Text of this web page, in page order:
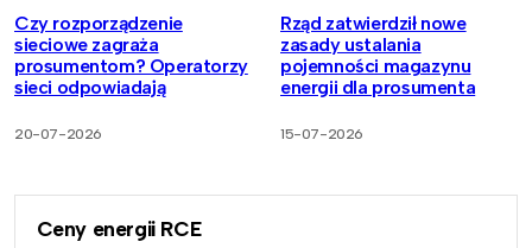
Czy rozporządzenie
sieciowe zagraża
prosumentom? Operatorzy
sieci odpowiadają
20-07-2026
Rząd zatwierdził nowe
zasady ustalania
pojemności magazynu
energii dla prosumenta
15-07-2026
Ceny energii RCE